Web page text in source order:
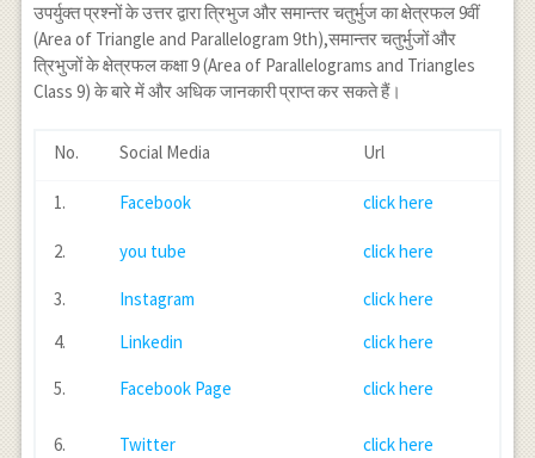
उपर्युक्त प्रश्नों के उत्तर द्वारा त्रिभुज और समान्तर चतुर्भुज का क्षेत्रफल 9वीं
(Area of Triangle and Parallelogram 9th),समान्तर चतुर्भुजों और
त्रिभुजों के क्षेत्रफल कक्षा 9 (Area of Parallelograms and Triangles
Class 9) के बारे में और अधिक जानकारी प्राप्त कर सकते हैं।
No. Social Media Url
1. Facebook click here
2. you tube click here
3. Instagram
click here
4.
Linkedin click here
5. Facebook Page click here
6. Twitter click here